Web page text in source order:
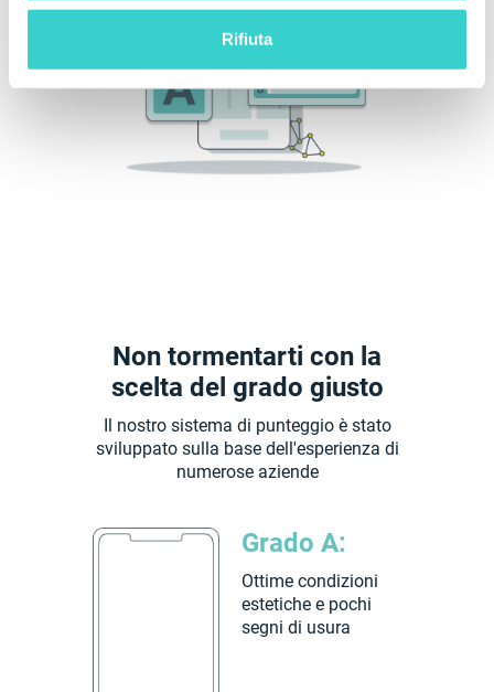
Rifiuta
Non tormentarti con la
scelta del grado giusto
Il nostro sistema di punteggio è stato
sviluppato sulla base dell'esperienza di
numerose aziende
Grado A:
Ottime condizioni
estetiche e pochi
segni di usura